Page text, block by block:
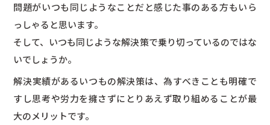
問題がいつも同じようなことだと感じた事のある方もいら
っしゃると思います。
そして、いつも同じような解決策で乗り切っているのではな
いでしょうか。
解決実績があるいつもの解決策は、為すべきことも明確で
すし思考や労力を擁さずにとりあえず取り組めることが最
大のメリットです。